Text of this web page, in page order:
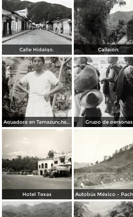
Calle Hidalgo. Callejon.
Aguadora en Tamazunchale Grupo de personas
Hotel Texas